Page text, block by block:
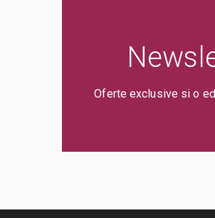
Oferte exclusive si o